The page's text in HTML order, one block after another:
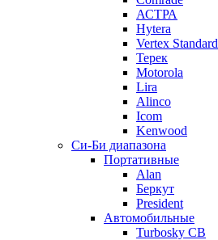
АСТРА
Hytera
Vertex Standard
Терек
Motorola
Lira
Alinco
Icom
Kenwood
Си-Би диапазона
Портативные
Alan
Беркут
President
Автомобильные
Turbosky CB